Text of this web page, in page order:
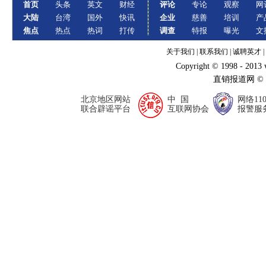
首页
大陆
焦点
头条
台湾
热点
英文
国外
热词
财经
快讯
打传
评论
企业
调查
专论
慈善
特报
观察
培训
曝光
网
产
文
关于我们 联系我们 诚聘英才
Copyright © 1998 - 2013
直销报道网
北京地区网站
联合辟谣平台
中 国
互联网协会
网络110
报警服